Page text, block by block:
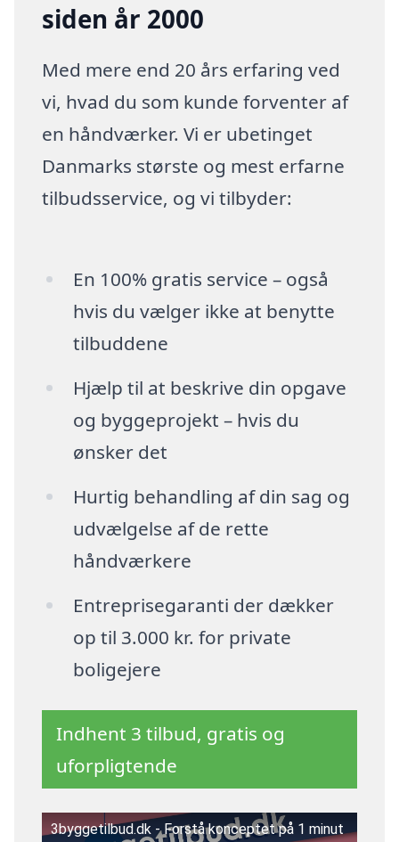
siden år 2000
Med mere end 20 års erfaring ved
vi, hvad du som kunde forventer af
en håndværker. Vi er ubetinget
Danmarks største og mest erfarne
tilbudsservice, og vi tilbyder:
En 100% gratis service – også
hvis du vælger ikke at benytte
tilbuddene
Hjælp til at beskrive din opgave
og byggeprojekt – hvis du
ønsker det
Hurtig behandling af din sag og
udvælgelse af de rette
håndværkere
Entreprisegaranti der dækker
op til 3.000 kr. for private
boligejere
Indhent 3 tilbud, gratis og
uforpligtende
3byggetilbud.dk - Forstå konceptet på 1 minut